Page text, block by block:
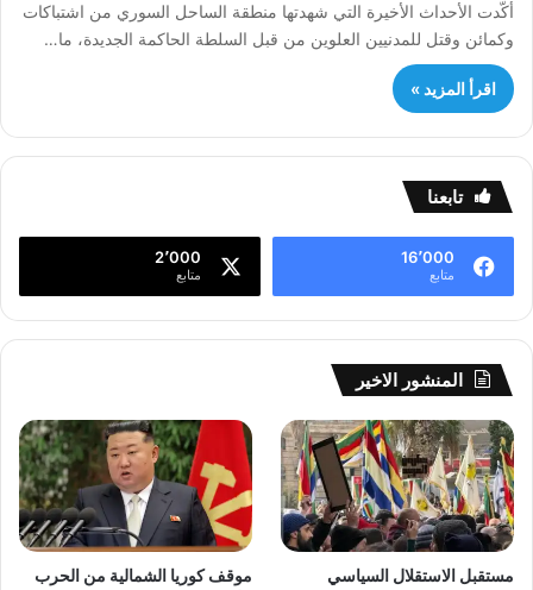
أكّدت الأحداث الأخيرة التي شهدتها منطقة الساحل السوري من اشتباكات
وكمائن وقتل للمدنيين العلوين من قبل السلطة الحاكمة الجديدة، ما…
اقرأ المزيد »
تابعنا
16٬000
متابع
2٬000
متابع
المنشور الاخير
مستقبل الاستقلال السياسي
موقف كوريا الشمالية من الحرب